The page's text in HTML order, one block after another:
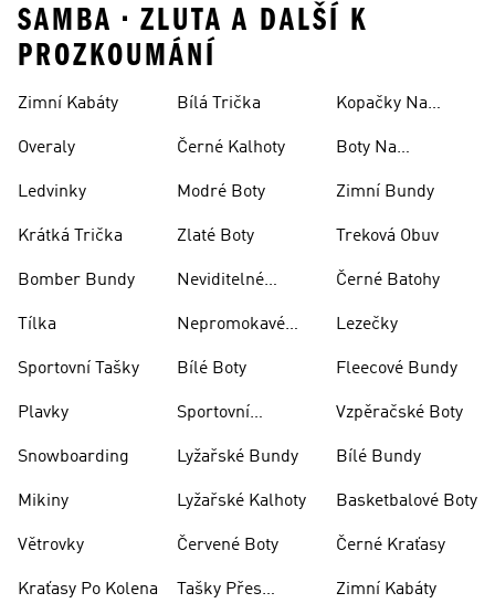
SAMBA • ZLUTA A DALŠÍ K
PROZKOUMÁNÍ
Zimní Kabáty
Overaly
Ledvinky
Krátká Trička
Bomber Bundy
Tílka
Sportovní Tašky
Plavky
Snowboarding
Mikiny
Větrovky
Kraťasy Po Kolena
Bílá Trička
Černé Kalhoty
Modré Boty
Zlaté Boty
Neviditelné
Nepromokavé
Bílé Boty
Sportovní
Lyžařské Bundy
Lyžařské Kalhoty
Červené Boty
Tašky Přes
Kopačky Na
Boty Na
Zimní Bundy
Treková Obuv
Černé Batohy
Lezečky
Fleecové Bundy
Vzpěračské Boty
Bílé Bundy
Basketbalové Boty
Černé Kraťasy
Zimní Kabáty